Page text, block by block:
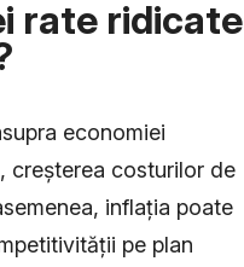
rate ridicate
economiei
creșterea costurilor de
inflația poate
pe plan